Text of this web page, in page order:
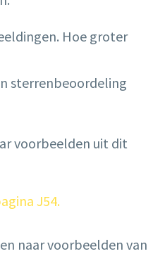
Hoe groter
sterrenbeoordeling
voorbeelden uit dit
naar voorbeelden van